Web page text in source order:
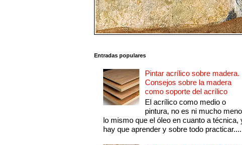
Entradas populares
Pintar acrílico sobre madera.
Consejos sobre la madera
como soporte del acrílico
El acrílico como medio o
pintura, no es ni mucho
lo mismo que el óleo en cuanto a técnica,
hay que aprender y sobre todo practicar....